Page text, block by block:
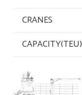
CRANES
CAPACITY(TEU)